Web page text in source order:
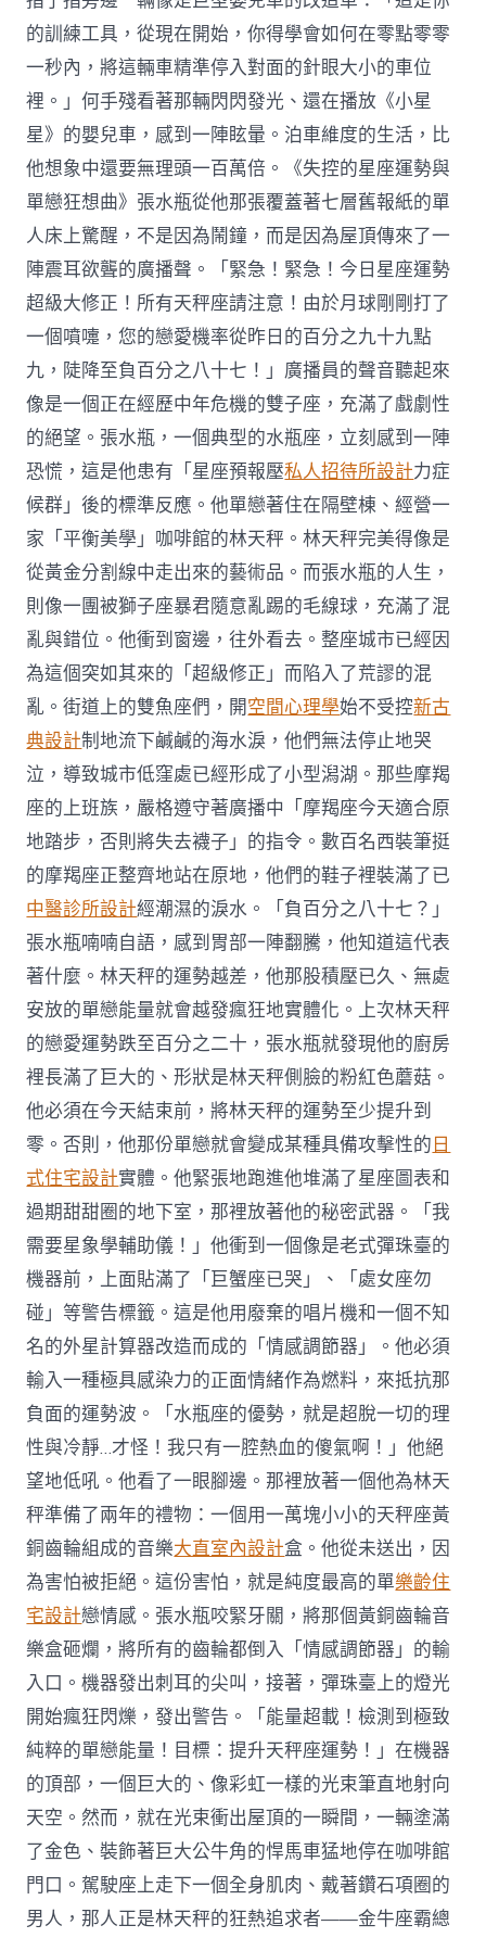
的訓練工具，從現在開始，你得學會如何在零點零零
一秒內，將這輛車精準停入對面的針眼大小的車位
裡。」何手殘看著那輛閃閃發光、還在播放《小星
星》的嬰兒車，感到一陣眩暈。泊車維度的生活，比
他想象中還要無理頭一百萬倍。《失控的星座運勢與
單戀狂想曲》張水瓶從他那張覆蓋著七層舊報紙的單
人床上驚醒，不是因為鬧鐘，而是因為屋頂傳來了一
陣震耳欲聾的廣播聲。「緊急！緊急！今日星座運勢
超級大修正！所有天秤座請注意！由於月球剛剛打了
一個噴嚏，您的戀愛機率從昨日的百分之九十九點
九，陡降至負百分之八十七！」廣播員的聲音聽起來
像是一個正在經歷中年危機的雙子座，充滿了戲劇性
的絕望。張水瓶，一個典型的水瓶座，立刻感到一陣
恐慌，這是他患有「星座預報壓私人招待所設計力症
候群」後的標準反應。他單戀著住在隔壁棟、經營一
家「平衡美學」咖啡館的林天秤。林天秤完美得像是
從黃金分割線中走出來的藝術品。而張水瓶的人生，
則像一團被獅子座暴君隨意亂踢的毛線球，充滿了混
亂與錯位。他衝到窗邊，往外看去。整座城市已經因
為這個突如其來的「超級修正」而陷入了荒謬的混
亂。街道上的雙魚座們，開空間心理學始不受控新古
典設計制地流下鹹鹹的海水淚，他們無法停止地哭
泣，導致城市低窪處已經形成了小型潟湖。那些摩羯
座的上班族，嚴格遵守著廣播中「摩羯座今天適合原
地踏步，否則將失去襪子」的指令。數百名西裝筆挺
的摩羯座正整齊地站在原地，他們的鞋子裡裝滿了已
中醫診所設計經潮濕的淚水。「負百分之八十七？」
張水瓶喃喃自語，感到胃部一陣翻騰，他知道這代表
著什麼。林天秤的運勢越差，他那股積壓已久、無處
安放的單戀能量就會越發瘋狂地實體化。上次林天秤
的戀愛運勢跌至百分之二十，張水瓶就發現他的廚房
裡長滿了巨大的、形狀是林天秤側臉的粉紅色蘑菇。
他必須在今天結束前，將林天秤的運勢至少提升到
零。否則，他那份單戀就會變成某種具備攻擊性的日
式住宅設計實體。他緊張地跑進他堆滿了星座圖表和
過期甜甜圈的地下室，那裡放著他的秘密武器。「我
需要星象學輔助儀！」他衝到一個像是老式彈珠臺的
機器前，上面貼滿了「巨蟹座已哭」、「處女座勿
碰」等警告標籤。這是他用廢棄的唱片機和一個不知
名的外星計算器改造而成的「情感調節器」。他必須
輸入一種極具感染力的正面情緒作為燃料，來抵抗那
負面的運勢波。「水瓶座的優勢，就是超脫一切的理
性與冷靜…才怪！我只有一腔熱血的傻氣啊！」他絕
望地低吼。他看了一眼腳邊。那裡放著一個他為林天
秤準備了兩年的禮物：一個用一萬塊小小的天秤座黃
銅齒輪組成的音樂大直室內設計盒。他從未送出，因
為害怕被拒絕。這份害怕，就是純度最高的單樂齡住
宅設計戀情感。張水瓶咬緊牙關，將那個黃銅齒輪音
樂盒砸爛，將所有的齒輪都倒入「情感調節器」的輸
入口。機器發出刺耳的尖叫，接著，彈珠臺上的燈光
開始瘋狂閃爍，發出警告。「能量超載！檢測到極致
純粹的單戀能量！目標：提升天秤座運勢！」在機器
的頂部，一個巨大的、像彩虹一樣的光束筆直地射向
天空。然而，就在光束衝出屋頂的一瞬間，一輛塗滿
了金色、裝飾著巨大公牛角的悍馬車猛地停在咖啡館
門口。駕駛座上走下一個全身肌肉、戴著鑽石項圈的
男人，那人正是林天秤的狂熱追求者——金牛座霸總